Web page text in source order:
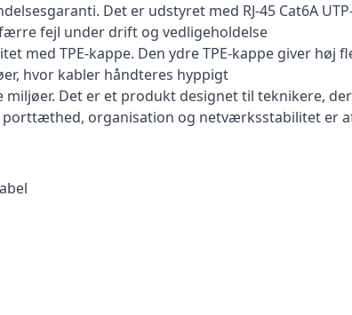
Det er udstyret med RJ-45 Cat6A
fejl under drift og vedligeholdelse
med TPE-kappe. Den ydre TPE-kappe giver
hvor kabler håndteres hyppigt
miljøer. Det er et produkt designet til teknikere,
porttæthed, organisation og netværksstabilitet er